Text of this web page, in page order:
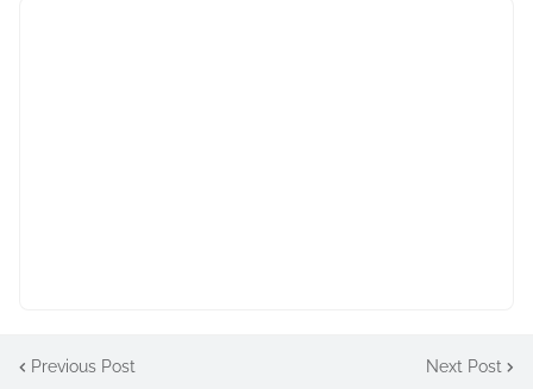
Previous Post Next Post